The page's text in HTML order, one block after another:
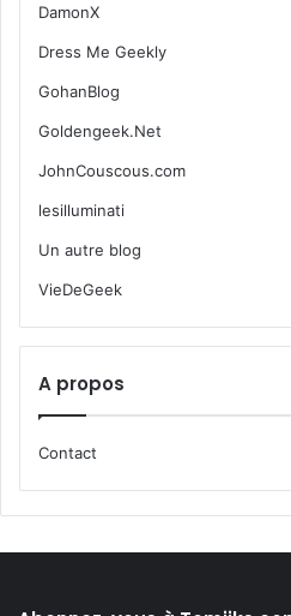
DamonX
Dress Me Geekly
GohanBlog
Goldengeek.Net
JohnCouscous.com
lesilluminati
Un autre blog
VieDeGeek
A propos
Contact